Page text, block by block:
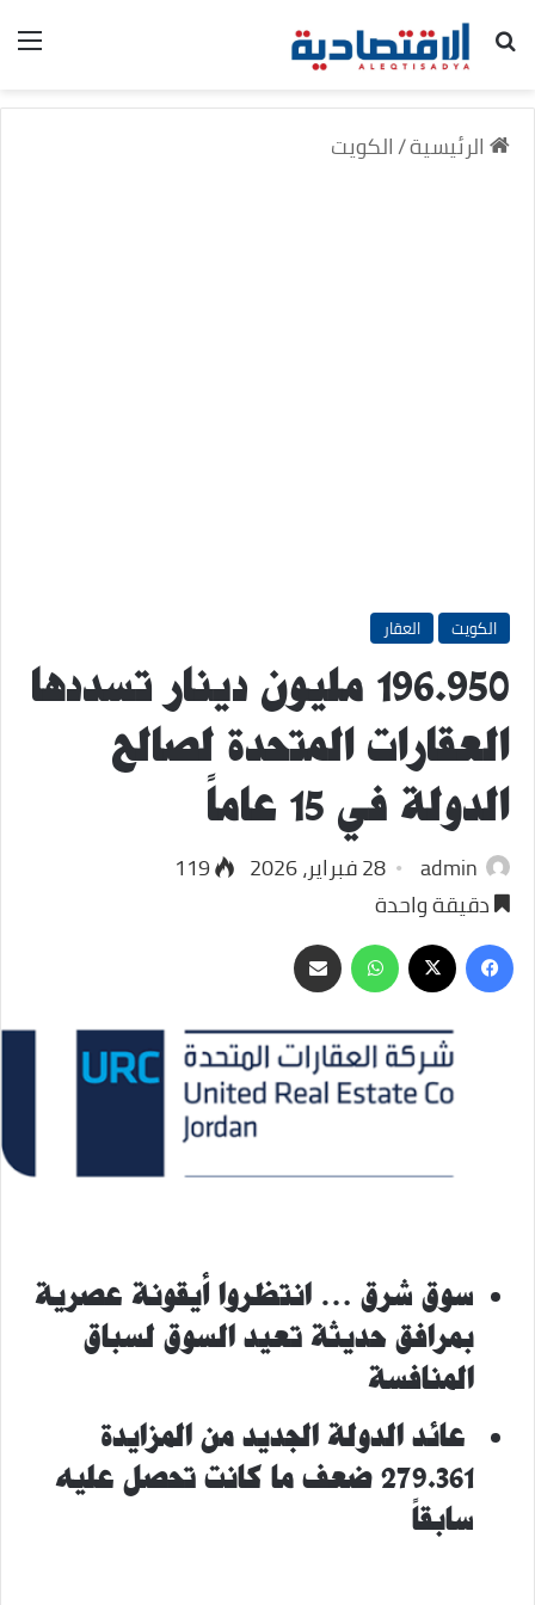
بحث عن
الرئيسية/الكويت
الكويت العقار
196.950 مليون دينار تسددها
العقارات المتحدة لصالح
الدولة في 15 عاماً
admin 28 فبراير، 2026
119
دقيقة واحدة
فيسبوك
‫X واتسابمشاركة
عبر
سوق شرق … انتظروا أيقونة عصرية
بمرافق حديثة تعيد السوق لسباق
المنافسة
عائد الدولة الجديد من المزايدة
279.361 ضعف ما كانت تحصل عليه
سابقاً